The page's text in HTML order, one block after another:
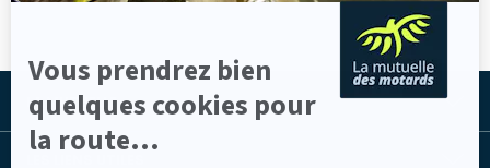
Vous prendrez bien
quelques cookies pour
la route...
LA MUTUELLE